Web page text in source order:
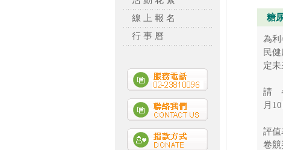
線 上 報 名
行 事 曆
糖
為利
民
定未
請
月
評值
卷競